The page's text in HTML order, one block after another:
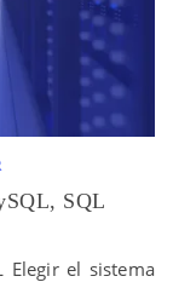
SQL
Elegir el sistema